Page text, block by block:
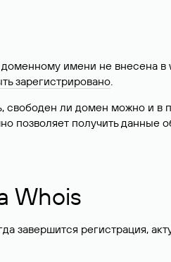
имени не внесена в
зарегистрировано.
свободен ли домен можно и
позволяет получить данные
Whois
завершится регистрация,